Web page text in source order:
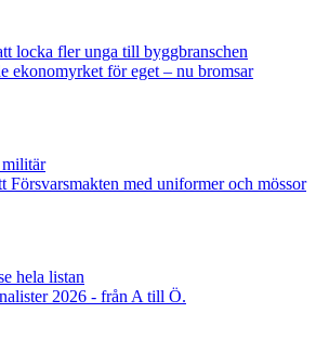
locka fler unga till byggbranschen
ekonomyrket för eget – nu bromsar
Försvarsmakten med uniformer och mössor
hela listan
2026 - från A till Ö.